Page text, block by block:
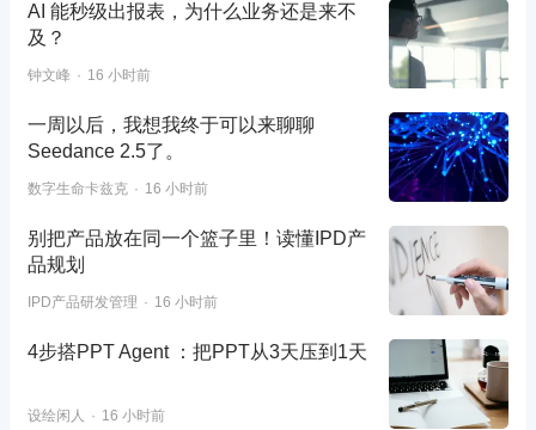
AI 能秒级出报表，为什么业务还是来不
及？
钟文峰 16 小时前
一周以后，我想我终于可以来聊聊
Seedance 2.5了。
数字生命卡兹克 16 小时前
别把产品放在同一个篮子里！读懂IPD产
品规划
IPD产品研发管理 16 小时前
4步搭PPT Agent ：把PPT从3天压到1天
设绘闲人 16 小时前